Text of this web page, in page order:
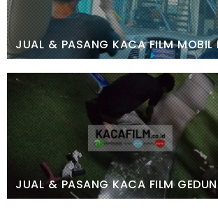
JUAL & PASANG KACA FILM MOBIL
JUAL & PASANG KACA FILM